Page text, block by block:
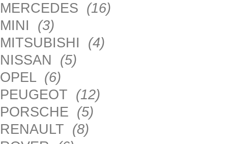
MERCEDES (16)
MINI (3)
MITSUBISHI (4)
NISSAN (5)
OPEL (6)
PEUGEOT (12)
PORSCHE (5)
RENAULT (8)